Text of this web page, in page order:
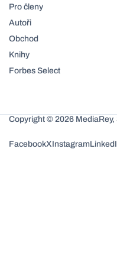
Pro členy
Autoři
Obchod
Knihy
Forbes Select
Copyright © 2026 MediaRey,
FacebookXInstagram